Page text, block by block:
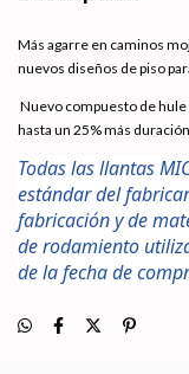
Más agarre en caminos
nuevos diseños de piso
Nuevo compuesto de
hasta un 25% más
Todas las llantas
estándar del
fabricación y de
de rodamiento
de la fecha de